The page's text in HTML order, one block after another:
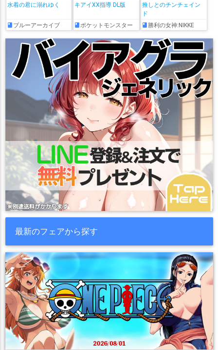
水着の君に溺れゆく
ブルーアーカイブ
キアイXX指導 DL版
ポケットモンスター
推しとのチンチェイン
ド
勝利の女神:NIKKE
最新のフェアから探す